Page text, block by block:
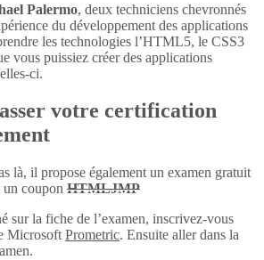
Palermo, deux techniciens chevronnés
du développement des applications
les technologies l’HTML5, le CSS3
vous puissiez créer des applications
ci.
votre certification
là, il propose également un examen gratuit
coupon HTMLJMP
sur la fiche de l’examen, inscrivez-vous
Microsoft Prometric. Ensuite aller dans la